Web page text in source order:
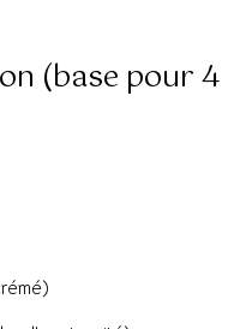
(base pour 4